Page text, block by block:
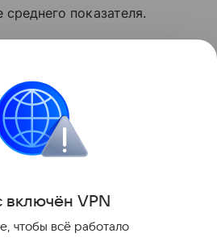
показателя.
многочисленных
побережье: несколько
в том числе в Бретани и
Поделиться
включён VPN
чтобы всё работало